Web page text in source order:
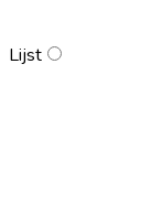
Lijst